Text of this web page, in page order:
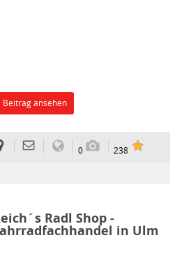
Beitrag ansehen
0 238
Radl Shop -
in Ulm